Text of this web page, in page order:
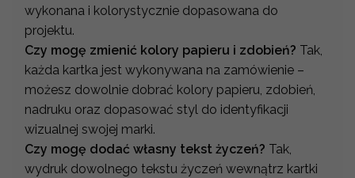
wykonana i kolorystycznie dopasowana do
projektu.
Czy mogę zmienić kolory papieru i zdobień? Tak,
każda kartka jest wykonywana na zamówienie –
możesz dowolnie dobrać kolory papieru, zdobień,
nadruku oraz dopasować styl do identyfikacji
wizualnej swojej marki.
Czy mogę dodać własny tekst życzeń? Tak,
wydruk dowolnego tekstu życzeń wewnątrz kartki